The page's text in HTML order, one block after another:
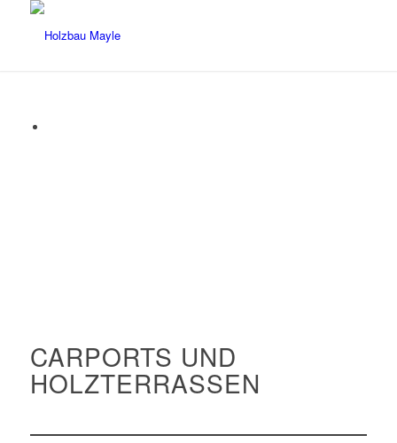
CARPORTS UND
HOLZTERRASSEN